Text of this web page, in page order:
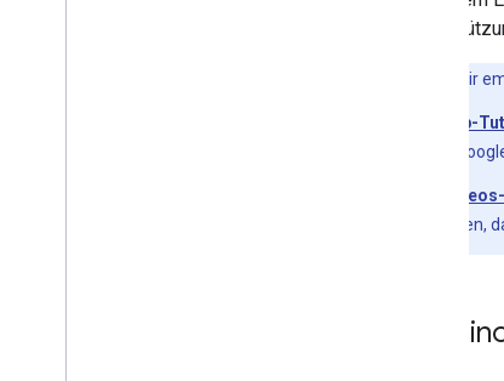
: Wir
Codelab-
einem
ausführen,